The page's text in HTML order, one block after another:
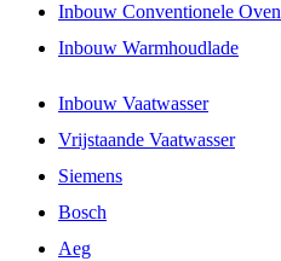
Inbouw Conventionele Oven
Inbouw Warmhoudlade
Inbouw Vaatwasser
Vrijstaande Vaatwasser
Siemens
Bosch
Aeg